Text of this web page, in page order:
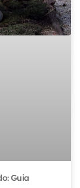
Guia